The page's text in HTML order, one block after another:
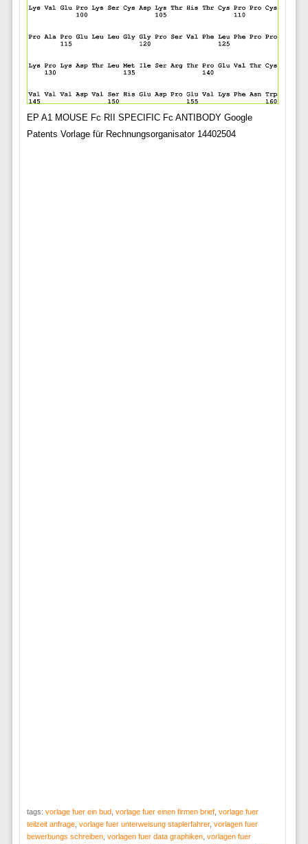
EP A1 MOUSE Fc RII SPECIFIC Fc ANTIBODY Google
Patents Vorlage für Rechnungsorganisator 14402504
tags: vorlage fuer ein bud, vorlage fuer einen firmen brief, vorlage fuer
teilzeit anfrage, vorlage fuer unterweisung staplerfahrer, vorlagen fuer
bewerbungs schreiben, vorlagen fuer data graphiken, vorlagen fuer